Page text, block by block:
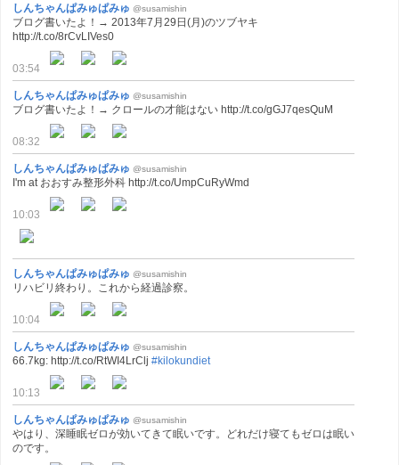
しんちゃんぱみゅぱみゅ @susamishin
ブログ書いたよ！→ 2013年7月29日(月)のツブヤキ
http://t.co/8rCvLIVes0
03:54
しんちゃんぱみゅぱみゅ @susamishin
ブログ書いたよ！→ クロールの才能はない http://t.co/gGJ7qesQuM
08:32
しんちゃんぱみゅぱみゅ @susamishin
I'm at おおすみ整形外科 http://t.co/UmpCuRyWmd
10:03
しんちゃんぱみゅぱみゅ @susamishin
リハビリ終わり。これから経過診察。
10:04
しんちゃんぱみゅぱみゅ @susamishin
66.7kg: http://t.co/RtWI4LrClj #kilokundiet
10:13
しんちゃんぱみゅぱみゅ @susamishin
やはり、深睡眠ゼロが効いてきて眠いです。どれだけ寝てもゼロは眠い
のです。